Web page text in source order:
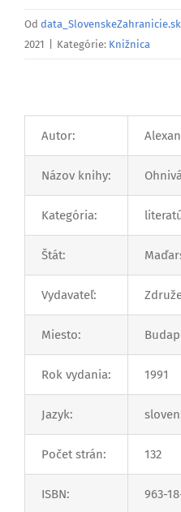
Od data_SlovenskeZahranicie.sk
2021
Kategórie: Knižnica
Autor:
Názov knihy:
Kategória:
Štát:
Vydavateľ:
Miesto:
Rok vydania: 1991
Jazyk:
Počet strán: 132
ISBN: 963-